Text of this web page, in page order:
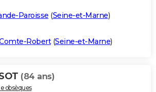
Paroisse (Seine-et-Marne)
Robert(Seine-et-Marne)
(84 ans)
obsèques